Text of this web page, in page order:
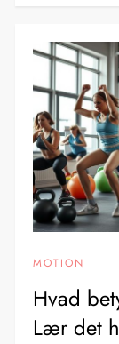
MOTION
Hvad
Lær det